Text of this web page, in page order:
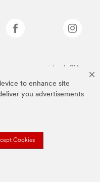
to enhance site
you advertisements
Cookies
marcas comerciales de 3M.